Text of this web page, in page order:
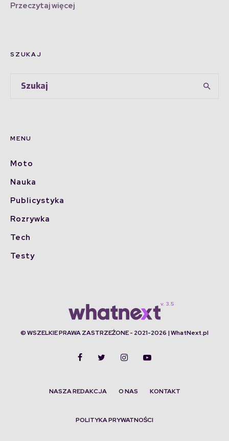
Przeczytaj więcej
SZUKAJ
MENU
Moto
Nauka
Publicystyka
Rozrywka
Tech
Testy
© WSZELKIE PRAWA ZASTRZEŻONE - 2021-2026 | WhatNext.pl
NASZA REDAKCJA O NAS KONTAKT
POLITYKA PRYWATNOŚCI